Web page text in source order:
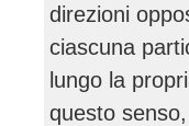
direzioni
ciascuna
lungo la
questo senso,